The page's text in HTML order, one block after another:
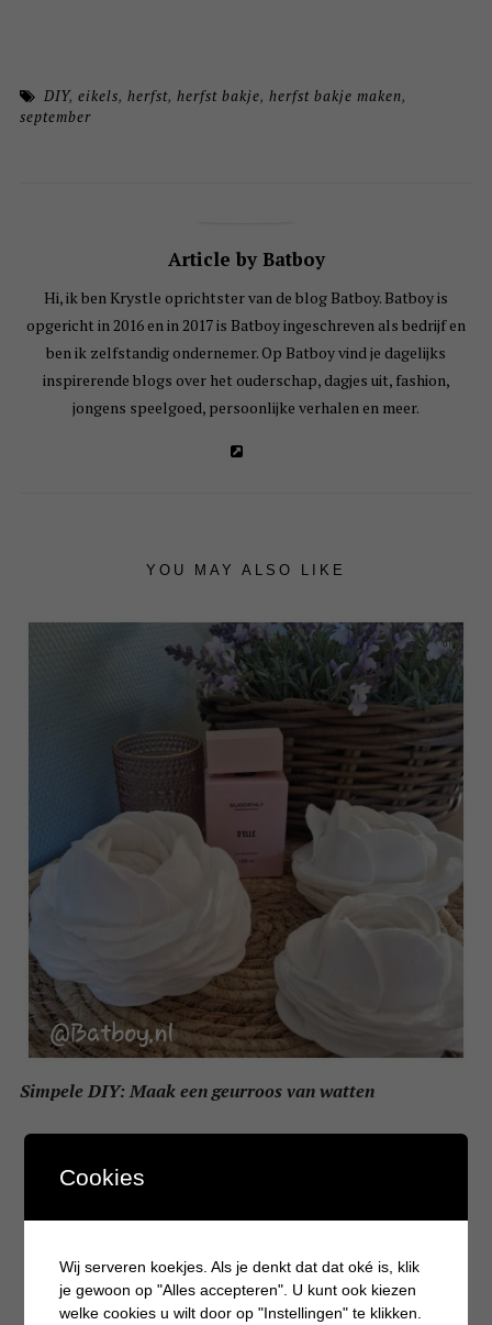
DIY,eikels,herfst,herfst bakje,herfst bakje maken,
september
Article by Batboy
Hi, ik ben Krystle oprichtster van de blog Batboy. Batboy is
opgericht in 2016 en in 2017 is Batboy ingeschreven als bedrijf en
ben ik zelfstandig ondernemer. Op Batboy vind je dagelijks
inspirerende blogs over het ouderschap, dagjes uit, fashion,
jongens speelgoed, persoonlijke verhalen en meer.
YOU MAY ALSO LIKE
Simpele DIY: Maak een geurroos van watten
Cookies
Wij serveren koekjes. Als je denkt dat dat oké is, klik
je gewoon op "Alles accepteren". U kunt ook kiezen
welke cookies u wilt door op "Instellingen" te klikken.